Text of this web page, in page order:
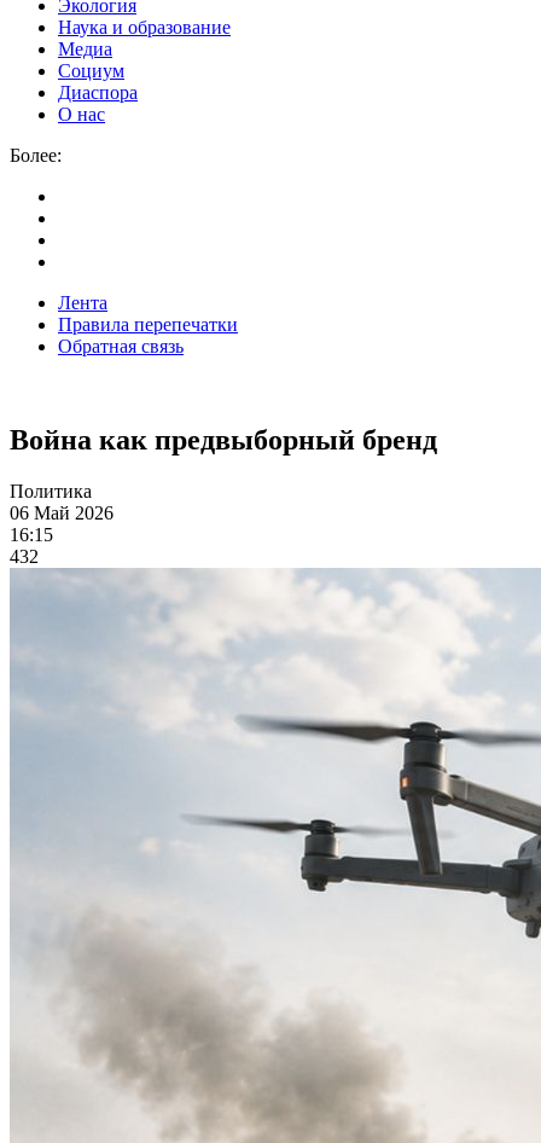
Экология
Наука и образование
Медиа
Социум
Диаспора
О нас
Более:
Лента
Правила перепечатки
Обратная связь
Война как предвыборный бренд
Политика
06 Май 2026
16:15
432